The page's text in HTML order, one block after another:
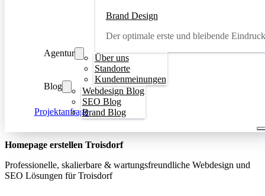
Brand Design
Der optimale erste und bleibende Eindruck
Agentur
Über uns
Standorte
Kundenmeinungen
Blog
Webdesign Blog
SEO Blog
Brand Blog
Projektanfrage
Homepage erstellen Troisdorf
Professionelle, skalierbare & wartungsfreundliche Webdesign und
SEO Lösungen für Troisdorf